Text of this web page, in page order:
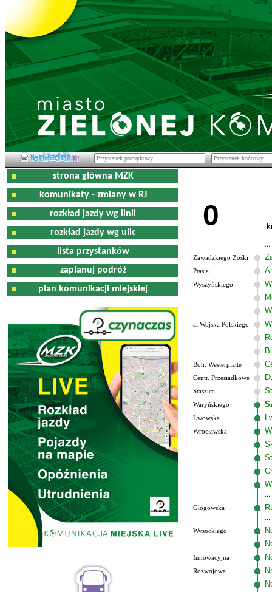
strona główna MZK
komunikaty - zmiany w RJ
rozkład jazdy wg linii
rozkład jazdy wg ulic
lista przystanków
zaplanuj podróż
plan komunikacji miejskiej
0
Zawadzkiego Zośki
Ptasia
Wyszyńskiego
al.Wojska Polskiego
Boh. Westerplatte
Centr. Przesiadkowe
Staszica
Waryńskiego
Lwowska
Wrocławska
Głogowska
Wysockiego
Innowacyjna
Rozwojowa